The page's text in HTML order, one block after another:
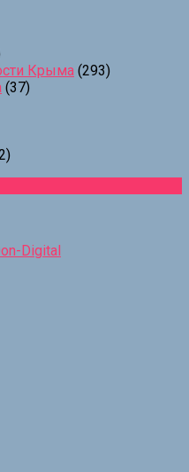
Крыма (293)
(37)
Digital